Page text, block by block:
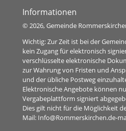
Informationen
© 2026, Gemeinde
Wichtig: Zur Zeit ist bei der
kein Zugang für elektronisch
verschlüsselte elektronische
zur Wahrung von Fristen und
und der übliche Postweg
Elektronische Angebote können
Vergabeplattform signiert
Dies gilt nicht für die Möglichkeit
Mail: Info@Rommerskirchen.de-